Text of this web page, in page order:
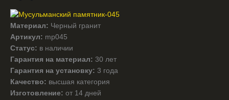
Материал: Черный гранит
Артикул: mp045
Статус: в наличии
Гарантия на материал: 30 лет
Гарантия на установку: 3 года
Качество: высшая категория
Изготовление: от 14 дней